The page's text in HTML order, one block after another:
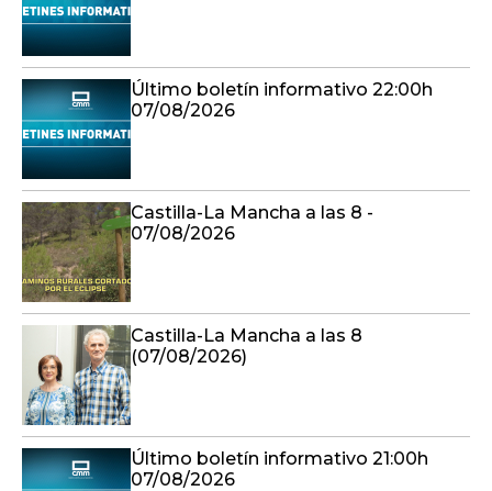
Último boletín informativo 22:00h
07/08/2026
Castilla-La Mancha a las 8 -
07/08/2026
Castilla-La Mancha a las 8
(07/08/2026)
Último boletín informativo 21:00h
07/08/2026